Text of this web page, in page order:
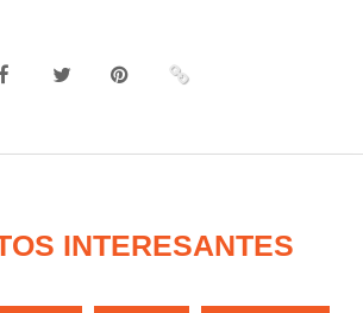
INTERESANTES